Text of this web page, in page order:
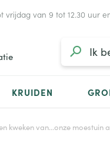
vrijdag van 9 tot 12.30 uur
KRUIDEN
kweken van...onze moestuin